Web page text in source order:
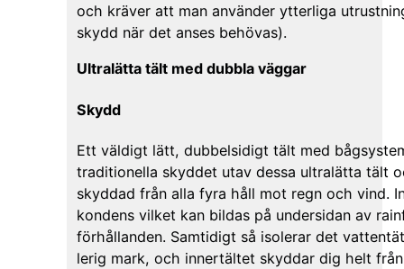
och kräver att man använder ytterliga
skydd när det anses behövas).
Ultralätta tält med dubbla väggar
Skydd
Ett väldigt lätt, dubbelsidigt tält med
traditionella skyddet utav dessa ultralätta tält
skyddad från alla fyra håll mot regn och vind.
kondens vilket kan bildas på undersidan av
förhållanden. Samtidigt så isolerar det
lerig mark, och innertältet skyddar dig helt